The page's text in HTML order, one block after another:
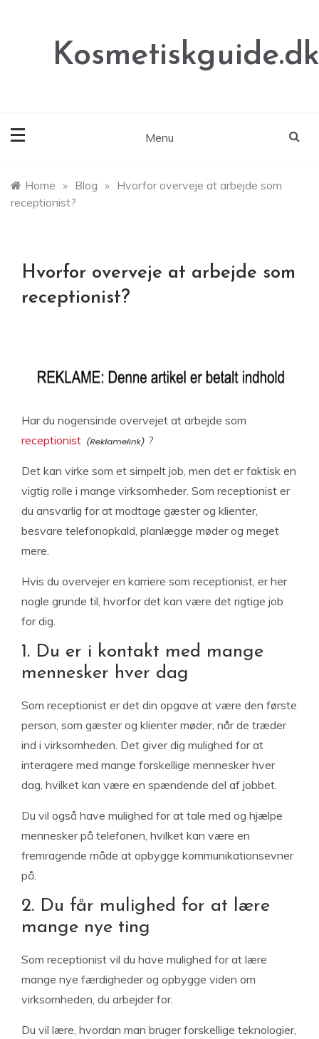
Kosmetiskguide.dk
Menu
Home » Blog » Hvorfor overveje at arbejde som
receptionist?
Hvorfor overveje at arbejde som
receptionist?
Har du nogensinde overvejet at arbejde som
receptionist
?
Det kan virke som et simpelt job, men det er faktisk en
vigtig rolle i mange virksomheder. Som receptionist er
du ansvarlig for at modtage gæster og klienter,
besvare telefonopkald, planlægge møder og meget
mere.
Hvis du overvejer en karriere som receptionist, er her
nogle grunde til, hvorfor det kan være det rigtige job
for dig.
1. Du er i kontakt med mange
mennesker hver dag
Som receptionist er det din opgave at være den første
person, som gæster og klienter møder, når de træder
ind i virksomheden. Det giver dig mulighed for at
interagere med mange forskellige mennesker hver
dag, hvilket kan være en spændende del af jobbet.
Du vil også have mulighed for at tale med og hjælpe
mennesker på telefonen, hvilket kan være en
fremragende måde at opbygge kommunikationsevner
på.
2. Du får mulighed for at lære
mange nye ting
Som receptionist vil du have mulighed for at lære
mange nye færdigheder og opbygge viden om
virksomheden, du arbejder for.
Du vil lære, hvordan man bruger forskellige teknologier,